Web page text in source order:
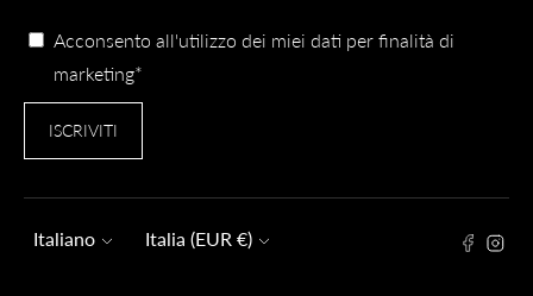
Acconsento all'utilizzo dei miei dati per finalità di
marketing*
ISCRIVITI
Lingua
Italiano Valuta
Italia (EUR €)